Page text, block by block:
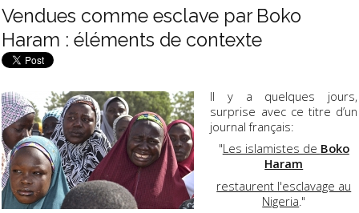
Vendues comme esclave par Boko
Haram : éléments de contexte
Il y a quelques jours,
surprise avec ce titre d’un
journal français:
"Les islamistes de Boko
Haram
restaurent l'esclavage au
Nigeria ."